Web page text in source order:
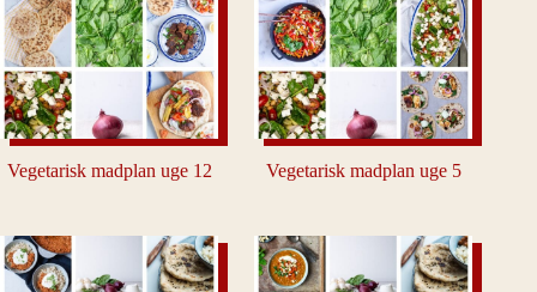
Vegetarisk madplan uge 12 Vegetarisk madplan uge 5